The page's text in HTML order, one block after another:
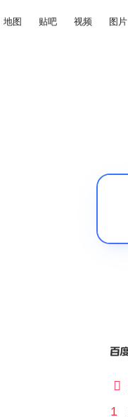
地图 贴吧 视频 图片

1